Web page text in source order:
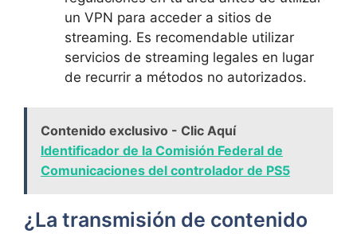
un VPN ⁢para ​acceder a ‍sitios de​
streaming.⁣ Es recomendable utilizar
servicios​ de streaming legales en lugar
de recurrir⁣ a métodos no autorizados.
Contenido exclusivo - Clic Aquí
Identificador de la Comisión Federal de
Comunicaciones del controlador de PS5
¿La ⁤transmisión ⁣de contenido